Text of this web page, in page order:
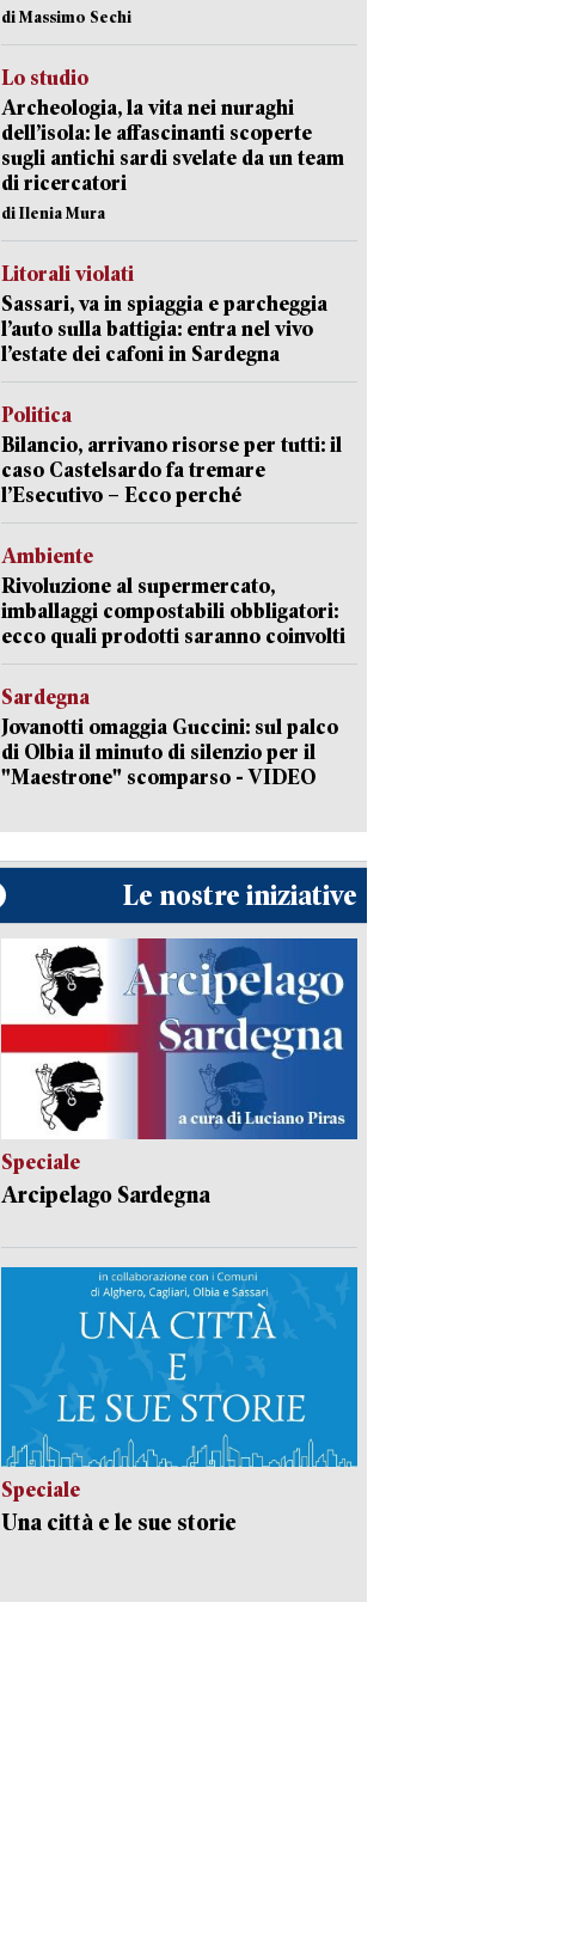
di Massimo Sechi
Lo studio
Archeologia, la vita nei nuraghi
dell’isola: le affascinanti scoperte
sugli antichi sardi svelate da un team
di ricercatori
di Ilenia Mura
Litorali violati
Sassari, va in spiaggia e parcheggia
l’auto sulla battigia: entra nel vivo
l’estate dei cafoni in Sardegna
Politica
Bilancio, arrivano risorse per tutti: il
caso Castelsardo fa tremare
l’Esecutivo – Ecco perché
Ambiente
Rivoluzione al supermercato,
imballaggi compostabili obbligatori:
ecco quali prodotti saranno coinvolti
Sardegna
Jovanotti omaggia Guccini: sul palco
di Olbia il minuto di silenzio per il
"Maestrone" scomparso - VIDEO
Le nostre iniziative
Speciale
Arcipelago Sardegna
Speciale
Una città e le sue storie